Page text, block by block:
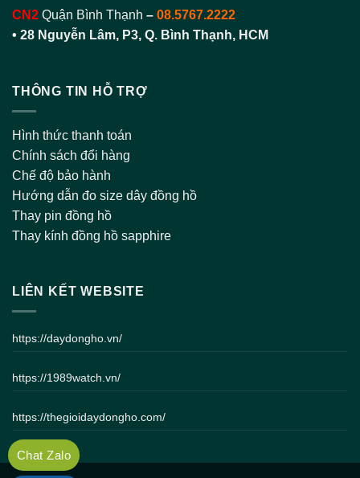
CN2 Quận Bình Thạnh – 08.5767.2222
• 28 Nguyễn Lâm, P3, Q. Bình Thạnh, HCM
THÔNG TIN HỖ TRỢ
Hình thức thanh toán
Chính sách đổi hàng
Chế độ bảo hành
Hướng dẫn đo size dây đồng hồ
Thay pin đồng hồ
Thay kính đồng hồ sapphire
LIÊN KẾT WEBSITE
https://daydongho.vn/
https://1989watch.vn/
https://thegioidaydongho.com/
Chat Zalo